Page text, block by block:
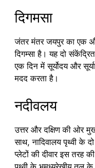
दिगमसा
जंतर मंतर जयपुर का एक
दिगम्सा है। यह दो
एक दिन में सूर्योदय और
मदद करता है।
नदीवलय
उत्तर और दक्षिण की ओर
साथ, नादिवालय पृथ्वी के दो
प्लेटों की दीवार इस तरह